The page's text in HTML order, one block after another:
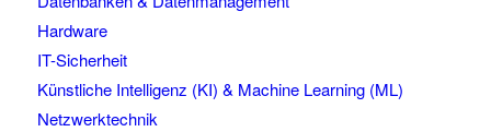
Hardware
IT-Sicherheit
Künstliche Intelligenz (KI) & Machine Learning (ML)
Netzwerktechnik